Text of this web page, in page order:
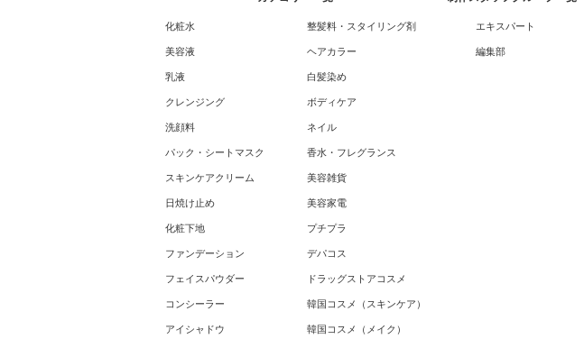
化粧水
美容液
乳液
クレンジング
洗顔料
パック・シートマスク
スキンケアクリーム
日焼け止め
化粧下地
ファンデーション
フェイスパウダー
コンシーラー
アイシャドウ
整髪料・スタイリング剤
ヘアカラー
白髪染め
ボディケア
ネイル
香水・フレグランス
美容雑貨
美容家電
プチプラ
デパコス
ドラッグストアコスメ
韓国コスメ（スキンケア）
韓国コスメ（メイク）
エキスパート
編集部